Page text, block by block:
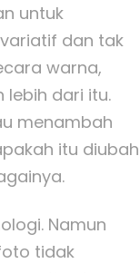
untuk
dan tak
warna,
dari itu.
menambah
itu diubah
Namun
tidak